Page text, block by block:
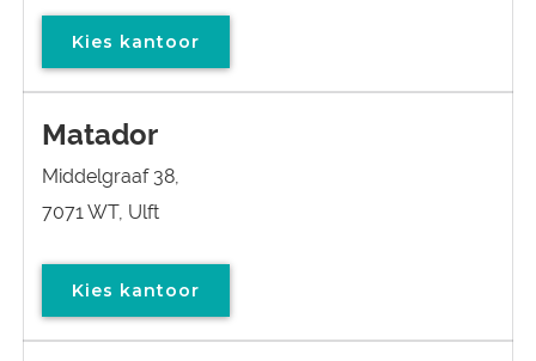
Kies kantoor
Matador
Middelgraaf 38,
7071 WT, Ulft
Kies kantoor